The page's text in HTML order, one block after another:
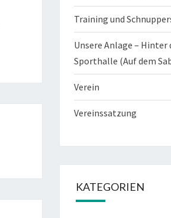
Training und
Unsere Anlage – Hinter
Sporthalle (Auf dem
Verein
Vereinssatzung
KATEGORIEN